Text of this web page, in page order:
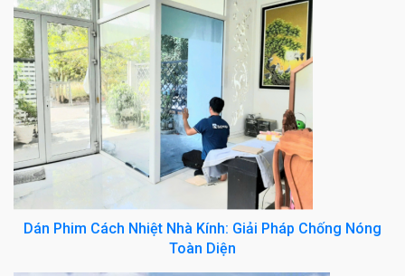
Dán Phim Cách Nhiệt Nhà Kính: Giải Pháp Chống Nóng
Toàn Diện